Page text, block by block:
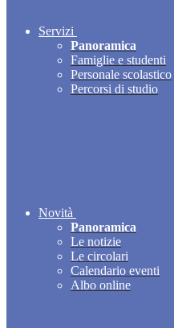
Servizi
Panoramica
Famiglie e studenti
Personale scolastico
Percorsi di studio
Novità
Panoramica
Le notizie
Le circolari
Calendario eventi
Albo online